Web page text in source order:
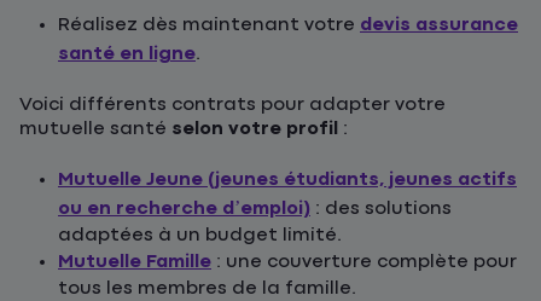
Réalisez dès maintenant votre devis assurance
santé en ligne.
Voici différents contrats pour adapter votre
mutuelle santé selon votre profil :
Mutuelle Jeune (jeunes étudiants, jeunes actifs
ou en recherche d’emploi) : des solutions
adaptées à un budget limité.
Mutuelle Famille : une couverture complète pour
tous les membres de la famille.